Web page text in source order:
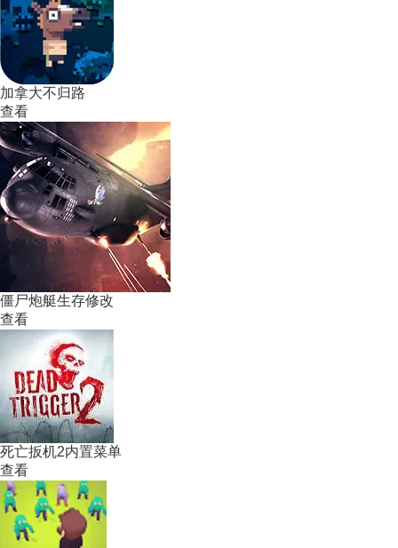
加拿大不归路
查看
僵尸炮艇生存修改
查看
死亡扳机2内置菜单
查看